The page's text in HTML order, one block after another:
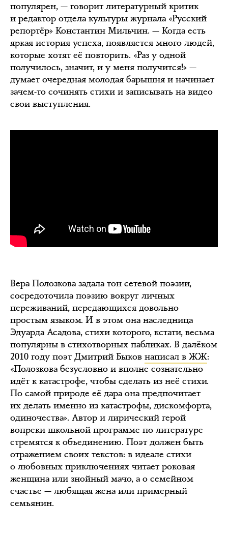
популярен, — говорит литературный критик
и редактор отдела культуры журнала «Русский
репортёр» Константин Мильчин. — Когда есть
яркая история успеха, появляется много людей,
которые хотят её повторить. «Раз у одной
получилось, значит, и у меня получится!» —
думает очередная молодая барышня и начинает
зачем-то сочинять стихи и записывать на видео
свои выступления.
Вера Полозкова задала тон сетевой поэзии,
сосредоточила поэзию вокруг личных
переживаний, передающихся довольно
простым языком. И в этом она наследница
Эдуарда Асадова, стихи которого, кстати, весьма
популярны в стихотворных пабликах. В далёком
2010 году поэт Дмитрий Быков написал в ЖЖ:
«Полозкова безусловно и вполне сознательно
идёт к катастрофе, чтобы сделать из неё стихи.
По самой природе её дара она предпочитает
их делать именно из катастрофы, дискомфорта,
одиночества». Автор и лирический герой
вопреки школьной программе по литературе
стремятся к объединению. Поэт должен быть
отражением своих текстов: в идеале стихи
о любовных приключениях читает роковая
женщина или знойный мачо, а о семейном
счастье — любящая жена или примерный
семьянин.